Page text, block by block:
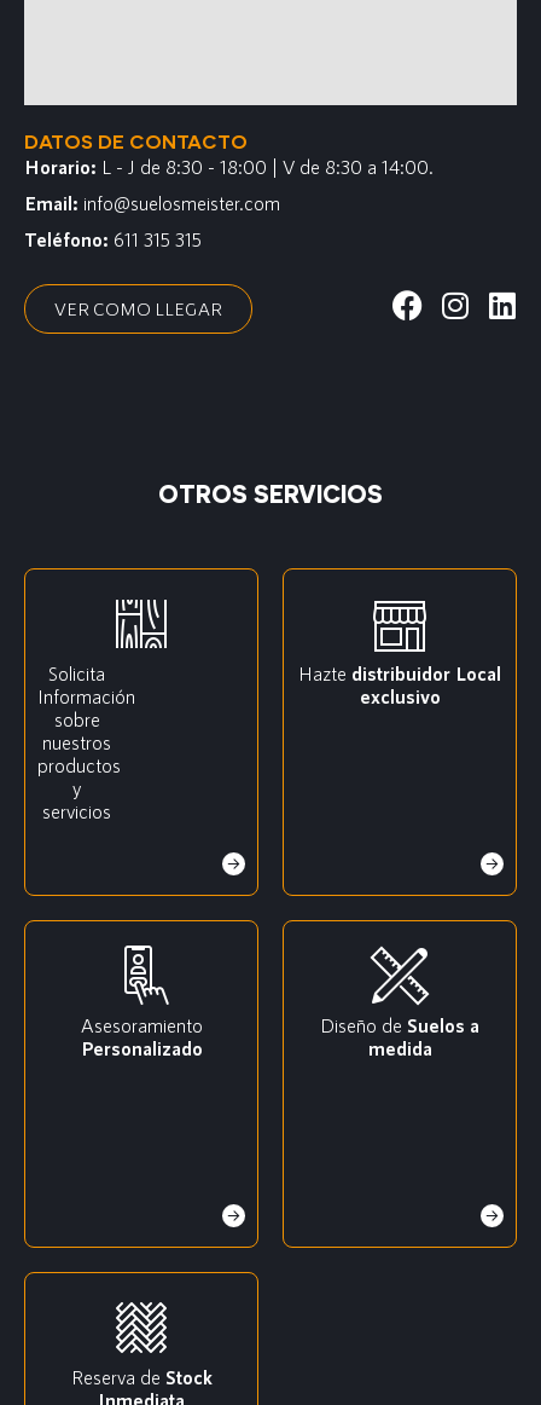
DATOS DE CONTACTO
Horario: L - J de 8:30 - 18:00 | V de 8:30 a 14:00.
Email: info@suelosmeister.com
Teléfono: 611 315 315
VER COMO LLEGAR
OTROS SERVICIOS
Solicita
Información
sobre
nuestros
productos
y
servicios
Hazte distribuidor Local
exclusivo
Asesoramiento
Personalizado
Diseño de Suelos a
medida
Reserva de Stock
Inmediata